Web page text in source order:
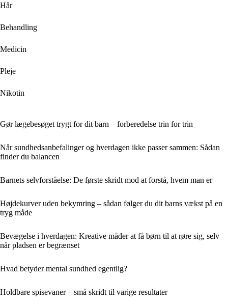
Hår
Behandling
Medicin
Pleje
Nikotin
Gør lægebesøget trygt for dit barn – forberedelse trin for trin
Når sundhedsanbefalinger og hverdagen ikke passer sammen: Sådan
finder du balancen
Barnets selvforståelse: De første skridt mod at forstå, hvem man er
Højdekurver uden bekymring – sådan følger du dit barns vækst på en
tryg måde
Bevægelse i hverdagen: Kreative måder at få børn til at røre sig, selv
når pladsen er begrænset
Hvad betyder mental sundhed egentlig?
Holdbare spisevaner – små skridt til varige resultater